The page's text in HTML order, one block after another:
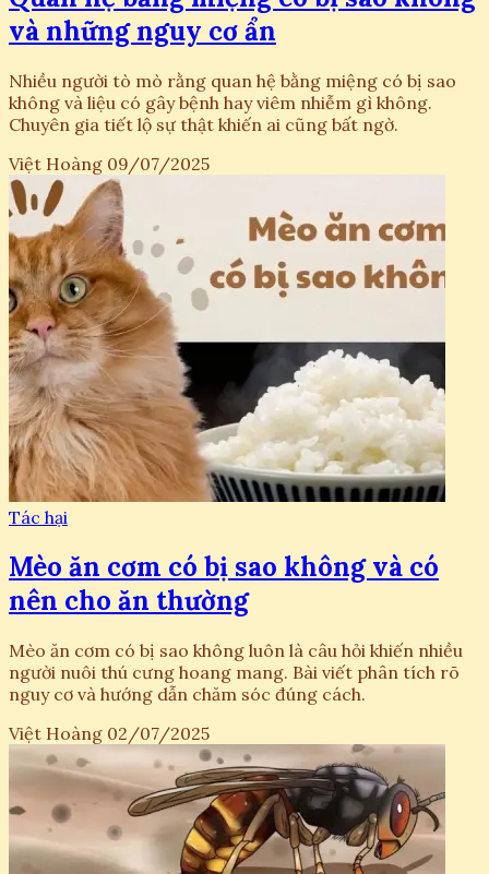
và những nguy cơ ẩn
Nhiều người tò mò rằng quan hệ bằng miệng có bị sao
không và liệu có gây bệnh hay viêm nhiễm gì không.
Chuyên gia tiết lộ sự thật khiến ai cũng bất ngờ.
Việt Hoàng 09/07/2025
Tác hại
Mèo ăn cơm có bị sao không và có
nên cho ăn thường
Mèo ăn cơm có bị sao không luôn là câu hỏi khiến nhiều
người nuôi thú cưng hoang mang. Bài viết phân tích rõ
nguy cơ và hướng dẫn chăm sóc đúng cách.
Việt Hoàng 02/07/2025